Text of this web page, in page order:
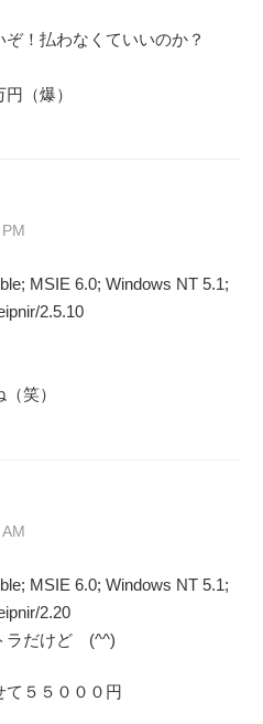
！払わなくていいのか？
（爆）
MSIE 6.0; Windows NT 5.1;
2.5.10
笑）
MSIE 6.0; Windows NT 5.1;
2.20
ラだけど (^^)
て５５０００円